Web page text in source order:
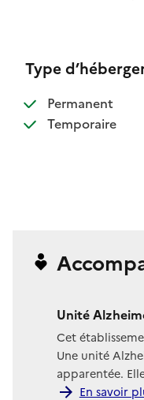
Type
Permanent
:
Temporaire
:
Unité
Cet
Une unité
apparentée.
En savoir